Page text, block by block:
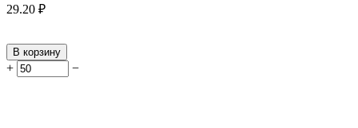
29.20 ₽
В корзину
+ −